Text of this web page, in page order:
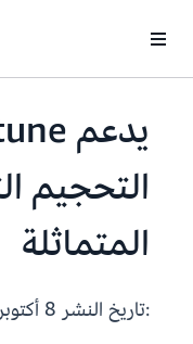
التحجيم
المتماثلة
:تاريخ النشر